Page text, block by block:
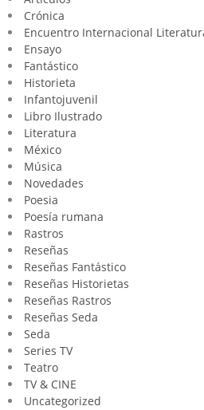
Crónica
Encuentro Internacional
Ensayo
Fantástico
Historieta
Infantojuvenil
Libro Ilustrado
Literatura
México
Música
Novedades
Poesia
Poesía rumana
Rastros
Reseñas
Reseñas Fantástico
Reseñas Historietas
Reseñas Rastros
Reseñas Seda
Seda
Series TV
Teatro
TV & CINE
Uncategorized